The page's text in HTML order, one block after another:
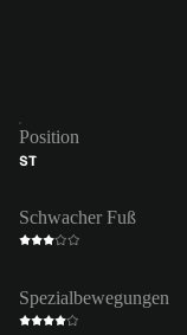
Position
ST
Schwacher Fuß
Spezialbewegungen